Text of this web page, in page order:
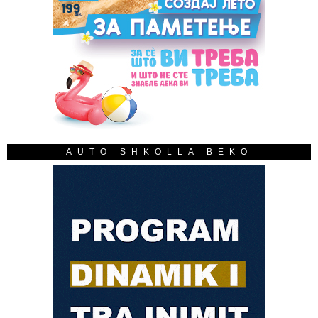
AUTO SHKOLLA BEKO